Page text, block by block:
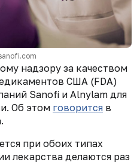
надзору за качеством
США (FDA)
Sanofi и Alnylam для
Об этом говорится в
при обоих типах
лекарства делаются раз